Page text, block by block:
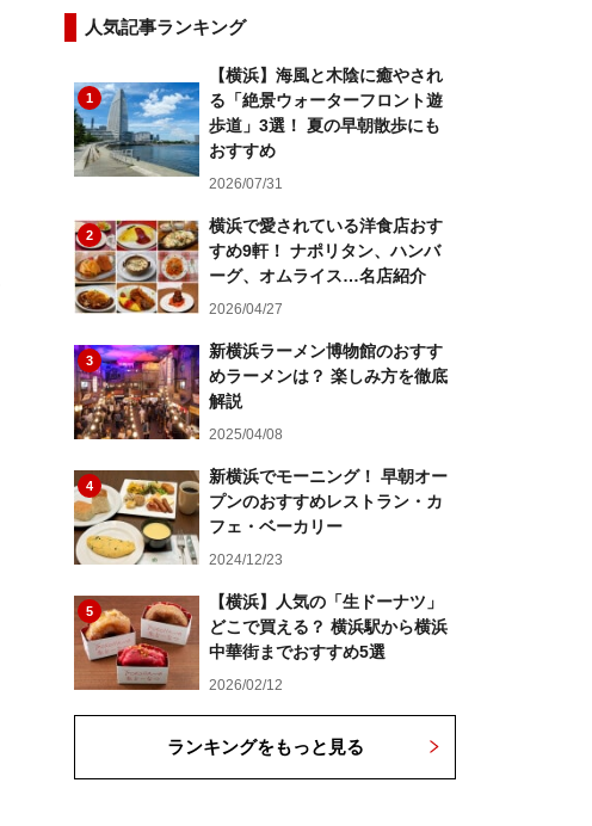
人気記事ランキング
1
【横浜】海風と木陰に癒やされ
る「絶景ウォーターフロント遊
歩道」3選！ 夏の早朝散歩にも
おすすめ
2026/07/31
2
横浜で愛されている洋食店おす
すめ9軒！ ナポリタン、ハンバ
ーグ、オムライス…名店紹介
2026/04/27
3
新横浜ラーメン博物館のおすす
めラーメンは？ 楽しみ方を徹底
解説
2025/04/08
4
新横浜でモーニング！ 早朝オー
プンのおすすめレストラン・カ
フェ・ベーカリー
2024/12/23
5
【横浜】人気の「生ドーナツ」
どこで買える？ 横浜駅から横浜
中華街までおすすめ5選
2026/02/12
ランキングをもっと見る